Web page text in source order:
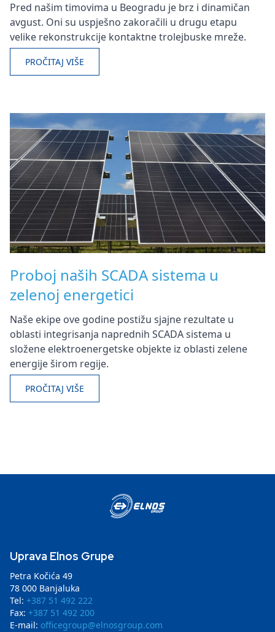
Pred našim timovima u Beogradu je brz i dinamičan
avgust. Oni su uspješno zakoračili u drugu etapu
velike rekonstrukcije kontaktne trolejbuske mreže.
PROČITAJ VIŠE
Proboj naših SCADA sistema u
zelenoj energetici
Naše ekipe ove godine postižu sjajne rezultate u
oblasti integrisanja naprednih SCADA sistema u
složene elektroenergetske objekte iz oblasti zelene
energije širom regije.
PROČITAJ VIŠE
Uprava Elnos Grupe
Petra Kočića 49
78 000 Banjaluka
Tel: +387 51 492 222
Fax: +387 51 492 200
E-mail: officegroup@elnosgroup.com